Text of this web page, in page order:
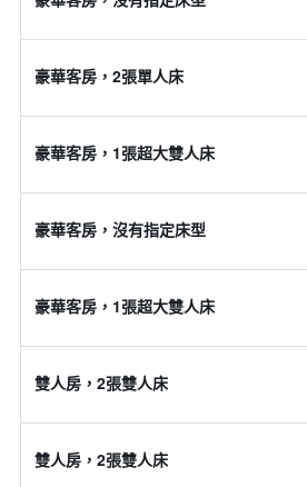
豪華客房，2張單人床
豪華客房，1張超大雙人床
豪華客房，沒有指定床型
豪華客房，1張超大雙人床
雙人房，2張雙人床
雙人房，2張雙人床